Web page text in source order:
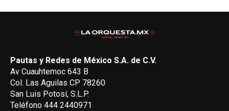
Pautas y Redes de México S.A. de C.V.
Av Cuauhtemoc 643 B
Col. Las Aguilas CP 78260
San Luis Potosí, S.L.P.
Teléfono 444 2440971